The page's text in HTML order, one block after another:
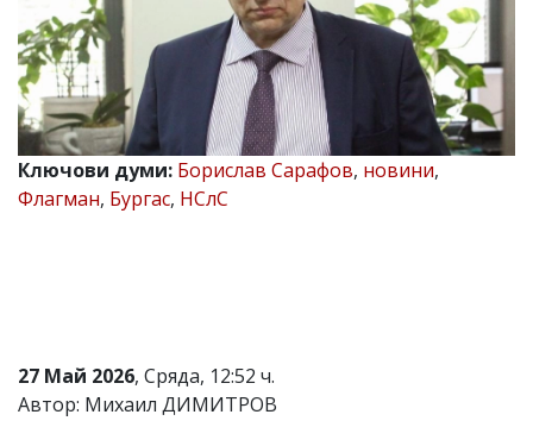
Управители:
Веселин
Василев,
email:
v.vasilev@flagman.bg
Катя
Касабова,
еmail:k.kassabova@flagman.bg
Главен
под
статиите
се
Ключови думи: Борислав Сарафов, новини,
Флагман, Бургас, НСлС
27 Май 2026, Сряда, 12:52 ч.
Автор: Михаил ДИМИТРОВ